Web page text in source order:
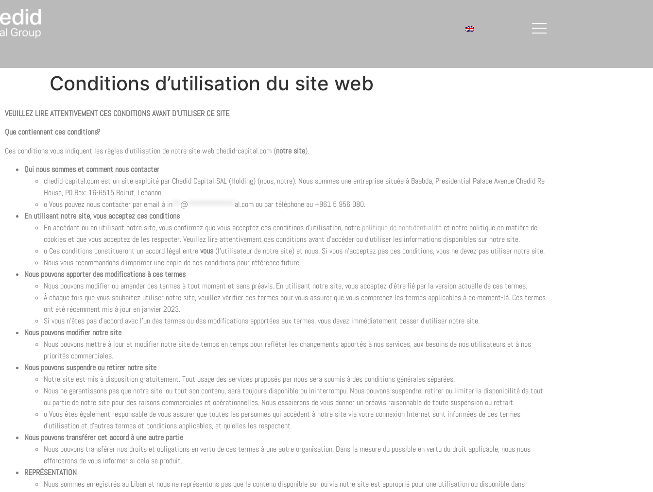
Conditions d’utilisation du site web
VEUILLEZ LIRE ATTENTIVEMENT CES CONDITIONS AVANT D’UTILISER CE SITE
Que contiennent ces conditions?
Ces conditions vous indiquent les règles d’utilisation de notre site web chedid-capital.com (notre site).
Qui nous sommes et comment nous contacter
chedid-capital.com est un site exploité par Chedid Capital SAL (Holding) (nous, notre). Nous sommes une entreprise située à Baabda, Presidential Palace Avenue Chedid Re
House, P.O.Box: 16-6515 Beirut, Lebanon.
o Vous pouvez nous contacter par email à in @ al.com ou par téléphone au +961 5 956 080.
En utilisant notre site, vous acceptez ces conditions
En accédant ou en utilisant notre site, vous confirmez que vous acceptez ces conditions d’utilisation, notre politique de confidentialité et notre politique en matière de
cookies et que vous acceptez de les respecter. Veuillez lire attentivement ces conditions avant d’accéder ou d’utiliser les informations disponibles sur notre site.
o Ces conditions constitueront un accord légal entrevous (l’utilisateur de notre site) et nous. Si vous n’acceptez pas ces conditions, vous ne devez pas utiliser notre site.
Nous vous recommandons d’imprimer une copie de ces conditions pour référence future.
Nous pouvons apporter des modifications à ces termes
Nous pouvons modifier ou amender ces termes à tout moment et sans préavis. En utilisant notre site, vous acceptez d’être lié par la version actuelle de ces termes.
À chaque fois que vous souhaitez utiliser notre site, veuillez vérifier ces termes pour vous assurer que vous comprenez les termes applicables à ce moment-là. Ces termes
ont été récemment mis à jour en janvier 2023.
Si vous n’êtes pas d’accord avec l’un des termes ou des modifications apportées aux termes, vous devez immédiatement cesser d’utiliser notre site.
Nous pouvons modifier notre site
Nous pouvons mettre à jour et modifier notre site de temps en temps pour refléter les changements apportés à nos services, aux besoins de nos utilisateurs et à nos
priorités commerciales.
Nous pouvons suspendre ou retirer notre site
Notre site est mis à disposition gratuitement. Tout usage des services proposés par nous sera soumis à des conditions générales séparées.
Nous ne garantissons pas que notre site, ou tout son contenu, sera toujours disponible ou ininterrompu. Nous pouvons suspendre, retirer ou limiter la disponibilité de tout
ou partie de notre site pour des raisons commerciales et opérationnelles. Nous essaierons de vous donner un préavis raisonnable de toute suspension ou retrait.
o Vous êtes également responsable de vous assurer que toutes les personnes qui accèdent à notre site via votre connexion Internet sont informées de ces termes
d’utilisation et d’autres termes et conditions applicables, et qu’elles les respectent.
Nous pouvons transférer cet accord à une autre partie
Nous pouvons transférer nos droits et obligations en vertu de ces termes à une autre organisation. Dans la mesure du possible en vertu du droit applicable, nous nous
efforcerons de vous informer si cela se produit.
REPRÉSENTATION
Nous sommes enregistrés au Liban et nous ne représentons pas que le contenu disponible sur ou via notre site est approprié pour une utilisation ou disponible dans